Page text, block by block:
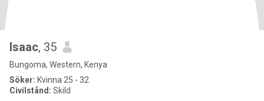
Isaac, 35
Bungoma, Western, Kenya
Söker: Kvinna 25 - 32
Civilstånd: Skild